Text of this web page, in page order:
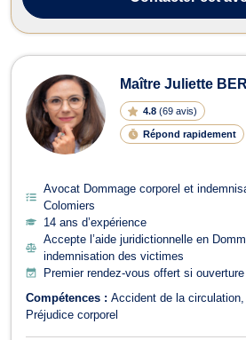
Maître Juliette
4.8 (69 avis)
Répond rapidement
Avocat Dommage corporel et
Colomiers
14 ans d’expérience
Accepte l’aide juridictionnelle en
indemnisation des victimes
Premier rendez-vous offert si
Compétences : Accident de la circulation
Préjudice corporel